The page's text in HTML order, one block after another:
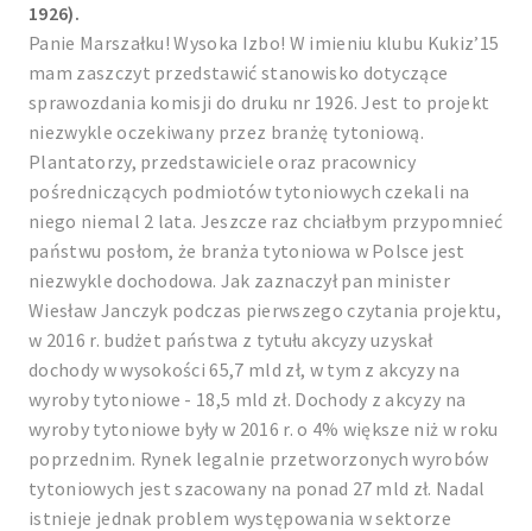
1926).
Panie Marszałku! Wysoka Izbo! W imieniu klubu Kukiz’15
mam zaszczyt przedstawić stanowisko dotyczące
sprawozdania komisji do druku nr 1926. Jest to projekt
niezwykle oczekiwany przez branżę tytoniową.
Plantatorzy, przedstawiciele oraz pracownicy
pośredniczących podmiotów tytoniowych czekali na
niego niemal 2 lata. Jeszcze raz chciałbym przypomnieć
państwu posłom, że branża tytoniowa w Polsce jest
niezwykle dochodowa. Jak zaznaczył pan minister
Wiesław Janczyk podczas pierwszego czytania projektu,
w 2016 r. budżet państwa z tytułu akcyzy uzyskał
dochody w wysokości 65,7 mld zł, w tym z akcyzy na
wyroby tytoniowe - 18,5 mld zł. Dochody z akcyzy na
wyroby tytoniowe były w 2016 r. o 4% większe niż w roku
poprzednim. Rynek legalnie przetworzonych wyrobów
tytoniowych jest szacowany na ponad 27 mld zł. Nadal
istnieje jednak problem występowania w sektorze